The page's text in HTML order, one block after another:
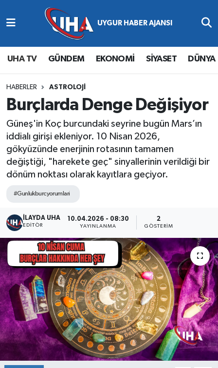
UHA TV GÜNDEM EKONOMİ SİYASET DÜNYA
HABERLER ASTROLOJİ
Burçlarda Denge Değişiyor
Güneş'in Koç burcundaki seyrine bugün Mars’ın
iddialı girişi ekleniyor. 10 Nisan 2026,
gökyüzünde enerjinin rotasının tamamen
değiştiği, "harekete geç" sinyallerinin verildiği bir
dönüm noktası olarak kayıtlara geçiyor.
#Gunlukburcyorumlari
İLAYDA UHA
EDITÖR
10.04.2026 - 08:30
YAYINLANMA
2
GÖSTERIM
Abone Ol
Gündem
Ekonomi
Magazin
Siyaset
Spor
Nöbetçi Eczaneler
Hava Durumu
Namaz Vakitleri
Trafik Durumu
Süper Lig Puan Durumu ve Fikstür
Tüm Manşetler